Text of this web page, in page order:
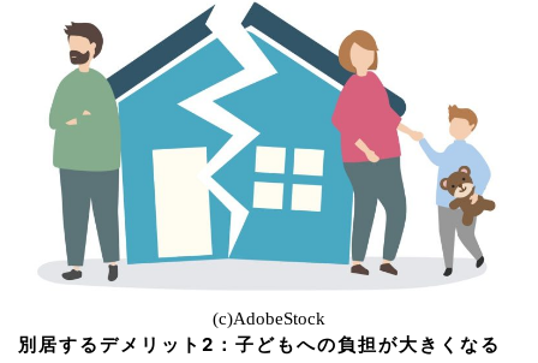
(c)AdobeStock
別居するデメリット2：子どもへの負担が大きくなる